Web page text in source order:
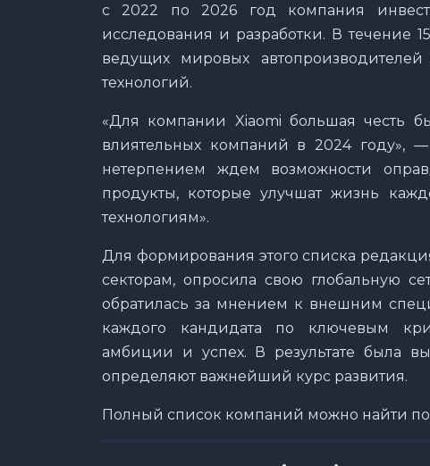
с 2022 по 2026 год компания
исследования и разработки. В течение
ведущих мировых
технологий.
«Для компании Xiaomi большая честь
влиятельных компаний в 2024 году»,
нетерпением ждем возможности
продукты, которые улучшат жизнь
технологиям».
Для формирования этого списка
секторам, опросила свою глобальную
обратилась за мнением к внешним
каждого кандидата по ключевым
амбиции и успех. В результате была
определяют важнейший курс развития.
Полный список компаний можно найти по